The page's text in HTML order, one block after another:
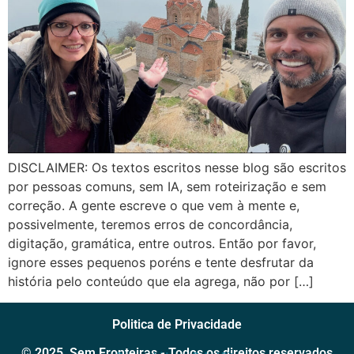
DISCLAIMER: Os textos escritos nesse blog são escritos
por pessoas comuns, sem IA, sem roteirização e sem
correção. A gente escreve o que vem à mente e,
possivelmente, teremos erros de concordância,
digitação, gramática, entre outros. Então por favor,
ignore esses pequenos poréns e tente desfrutar da
história pelo conteúdo que ela agrega, não por […]
Politica de Privacidade